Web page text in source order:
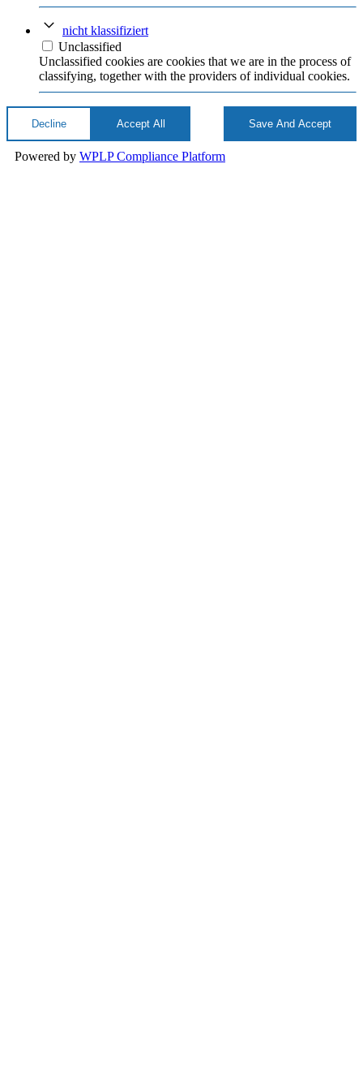
nicht klassifiziert
Unclassified
Unclassified cookies are cookies that we are in the process of
classifying, together with the providers of individual cookies.
Decline Accept All Save And Accept
Powered by WPLP Compliance Platform